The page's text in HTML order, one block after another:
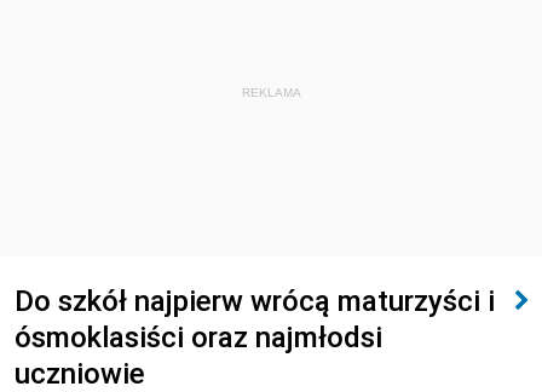
REKLAMA
Do szkół najpierw wrócą maturzyści i
ósmoklasiści oraz najmłodsi
uczniowie